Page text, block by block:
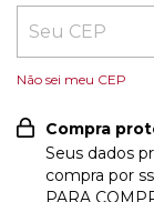
Não sei meu CEP
Compra
Seus dados
compra por
PARA